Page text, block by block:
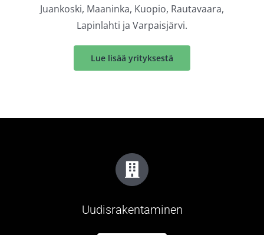
Juankoski, Maaninka, Kuopio, Rautavaara,
Lapinlahti ja Varpaisjärvi.
Lue lisää yrityksestä
Uudisrakentaminen